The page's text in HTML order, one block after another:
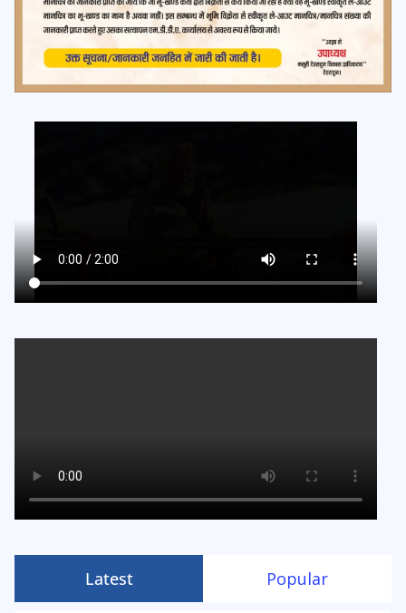
Latest Popular